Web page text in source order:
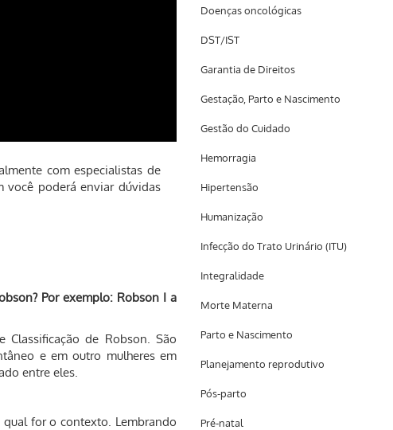
com especialistas de
você poderá enviar dúvidas
Por exemplo: Robson I a
Classificação de Robson. São
e em outro mulheres em
entre eles.
for o contexto. Lembrando
Doenças oncológicas
DST/IST
Garantia de Direitos
Gestação, Parto e Nascimento
Gestão do Cuidado
Hemorragia
Hipertensão
Humanização
Infecção do Trato Urinário (ITU)
Integralidade
Morte Materna
Parto e Nascimento
Planejamento reprodutivo
Pós-parto
Pré-natal